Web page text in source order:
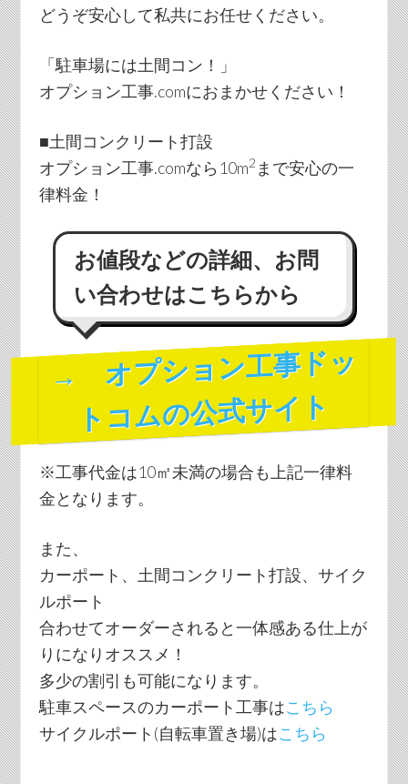
どうぞ安心して私共にお任せください。
「駐車場には土間コン！」
オプション工事.comにおまかせください！
■土間コンクリート打設
オプション工事.comなら10m2 まで安心の一
律料金！
お値段などの詳細、お問
い合わせはこちらから
→ オプション工事ドッ
トコムの公式サイト
※工事代金は10㎡未満の場合も上記一律料
金となります。
また、
カーポート、土間コンクリート打設、サイク
ルポート
合わせてオーダーされると一体感ある仕上が
りになりオススメ！
多少の割引も可能になります。
駐車スペースのカーポート工事はこちら
サイクルポート(自転車置き場)はこちら